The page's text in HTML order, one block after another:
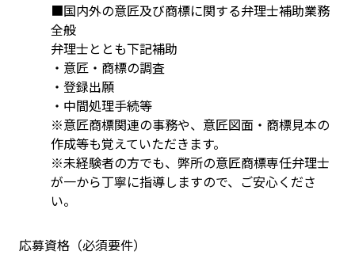
■国内外の意匠及び商標に関する弁理士補助業務
全般
弁理士ととも下記補助
・意匠・商標の調査
・登録出願
・中間処理手続等
※意匠商標関連の事務や、意匠図面・商標見本の
作成等も覚えていただきます。
※未経験者の方でも、弊所の意匠商標専任弁理士
が一から丁寧に指導しますので、ご安心くださ
い。
応募資格（必須要件）